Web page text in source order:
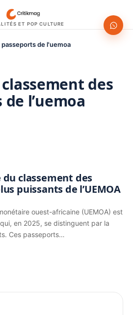
ET POP CULTURE
de l'uemoa
classement des
l’uemoa
classement des
puissants de l’UEMOA
ouest-africaine (UEMOA) est
en 2025, se distinguent par la
Ces passeports…